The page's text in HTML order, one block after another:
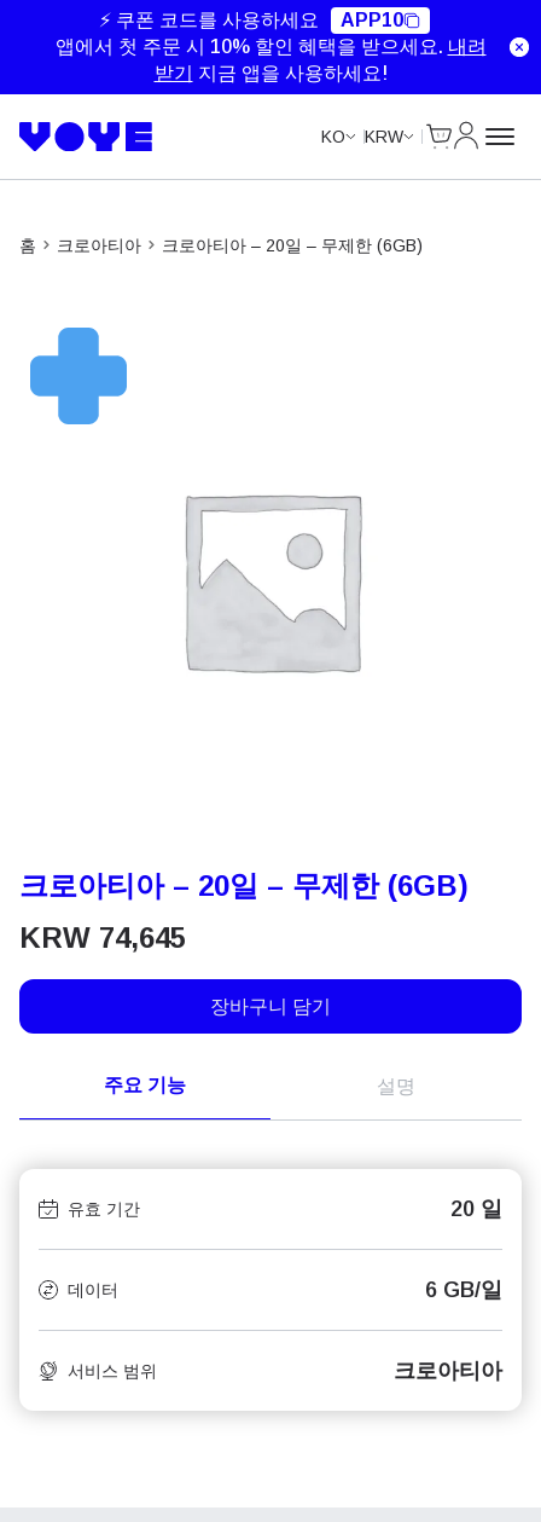
⚡ 쿠폰 코드를 사용하세요
APP10
앱에서 첫 주문 시 10% 할인 혜택을 받으세요. 내려
받기
지금 앱을 사용하세요!
KO KRW
홈 크로아티아 크로아티아 – 20일 – 무제한 (6GB)
크로아티아 – 20일 – 무제한 (6GB)
KRW 74,645
장바구니 담기
주요 기능 설명
유효 기간 20 일
데이터 6 GB/일
서비스 범위 크로아티아
Unlimited Data
Unlimited Data
Unlimited Data
Unlimited Data